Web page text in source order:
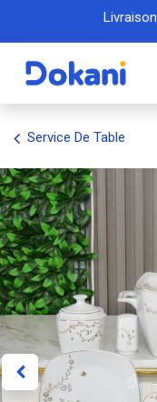
Se rendre au contenu
Livraison
Service De Table